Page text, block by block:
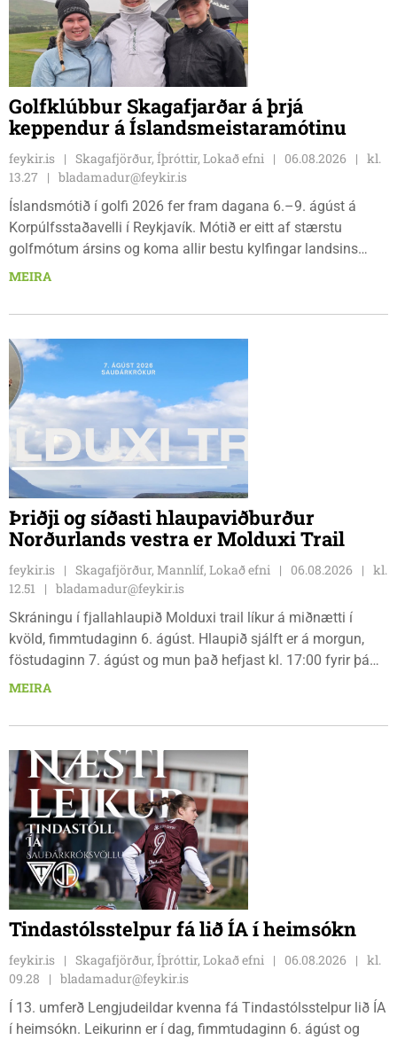
Golfklúbbur Skagafjarðar á þrjá
keppendur á Íslandsmeistaramótinu
feykir.is Skagafjörður, Íþróttir, Lokað efni 06.08.2026
kl.
13.27
bladamadur@feykir.is
Íslandsmótið í golfi 2026 fer fram dagana 6.–9. ágúst á
Korpúlfsstaðavelli í Reykjavík. Mótið er eitt af stærstu
golfmótum ársins og koma allir bestu kylfingar landsins
saman til að sýna hæfileika sína. Golfklúbbur Skagafjarðar
Dagbjörtu Sísí Einarsdóttur, sem er nýkrýndur klúbbmeistari
MEIRA
Þriðji og síðasti hlaupaviðburður
Norðurlands vestra er Molduxi Trail
feykir.is Skagafjörður, Mannlíf, Lokað efni 06.08.2026
kl.
12.51
bladamadur@feykir.is
Skráningu í fjallahlaupið Molduxi trail líkur á miðnætti í
kvöld, fimmtudaginn 6. ágúst. Hlaupið sjálft er á morgun,
föstudaginn 7. ágúst og mun það hefjast kl. 17:00 fyrir þá
keppendur sem ætla sér 20 km em kl. 18:00 fyrir 12 km
fjölbrautaskólans en þar er líka komið í mark þannig
styðja hlauparana áfram.
MEIRA
Tindastólsstelpur fá lið ÍA í heimsókn
feykir.is Skagafjörður, Íþróttir, Lokað efni 06.08.2026
kl.
09.28
bladamadur@feykir.is
Í 13. umferð Lengjudeildar kvenna fá Tindastólsstelpur lið ÍA
í heimsókn. Leikurinn er í dag, fimmtudaginn 6. ágúst og